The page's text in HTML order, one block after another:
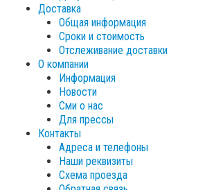
Доставка
Общая информация
Сроки и стоимость
Отслеживание доставки
О компании
Информация
Новости
Сми о нас
Для прессы
Контакты
Адреса и телефоны
Наши реквизиты
Схема проезда